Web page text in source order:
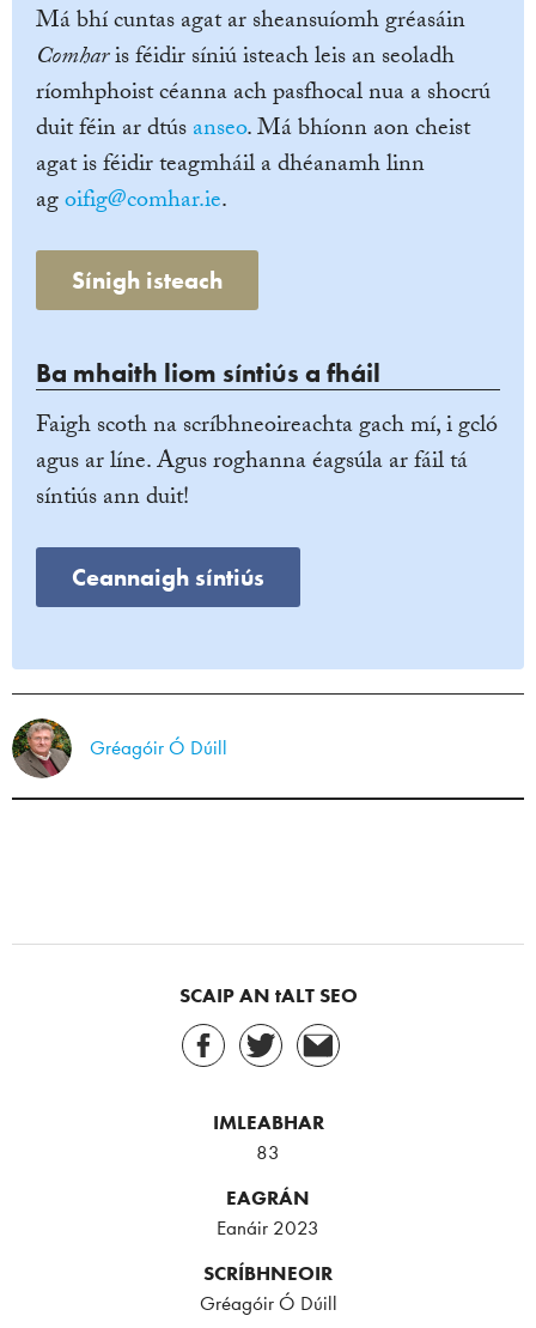
Má bhí cuntas agat ar sheansuíomh gréasáin
Comharis féidir síniú isteach leis an seoladh
ríomhphoist céanna ach pasfhocal nua a shocrú
duit féin ar dtúsanseo. Má bhíonn aon cheist
agat is féidir teagmháil a dhéanamh linn
agoifig@comhar.ie.
Sínigh isteach
Ba mhaith liom síntiús a fháil
Faigh scoth na scríbhneoireachta gach mí, i gcló
agus ar líne. Agus roghanna éagsúla ar fáil tá
síntiús ann duit!
Ceannaigh síntiús
Gréagóir Ó Dúill
SCAIP AN tALT SEO
IMLEABHAR
83
EAGRÁN
Eanáir 2023
SCRÍBHNEOIR
Gréagóir Ó Dúill